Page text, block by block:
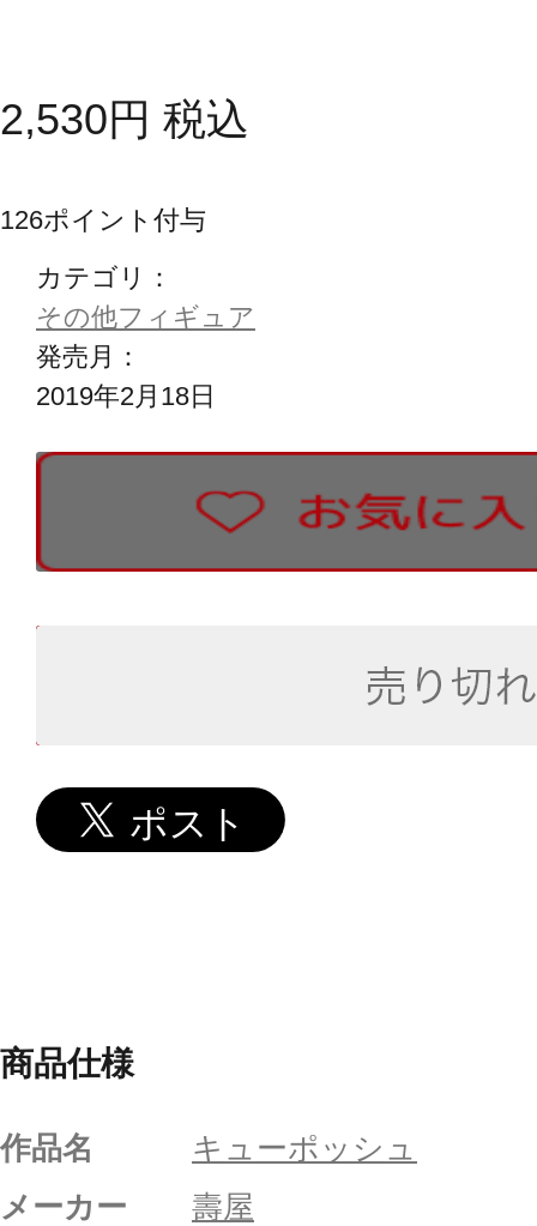
2,530円 税込
126ポイント付与
カテゴリ：
その他フィギュア
発売月：
2019年2月18日
商品仕様
作品名
キューポッシュ
メーカー
壽屋